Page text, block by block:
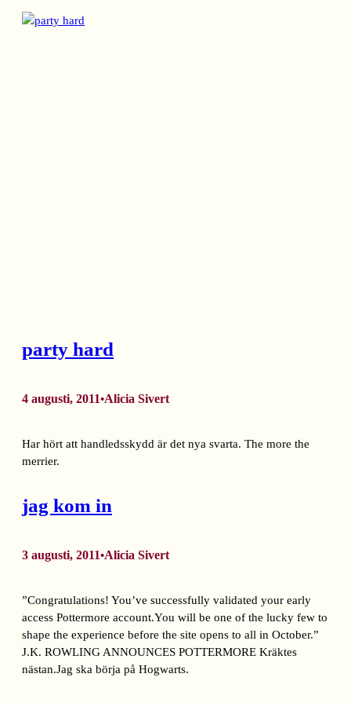
party hard
4 augusti, 2011•Alicia Sivert
Har hört att handledsskydd är det nya svarta. The more the
merrier.
jag kom in
3 augusti, 2011•Alicia Sivert
”Congratulations! You’ve successfully validated your early
access Pottermore account.You will be one of the lucky few to
shape the experience before the site opens to all in October.”
J.K. ROWLING ANNOUNCES POTTERMORE Kräktes
nästan.Jag ska börja på Hogwarts.